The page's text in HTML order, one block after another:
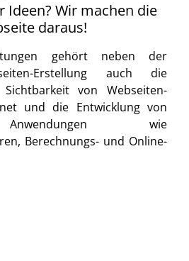
Ideen? Wir machen die
daraus!
gehört neben der
Erstellung auch die
von Webseiten-
und die Entwicklung von
wie
Berechnungs- und Online-